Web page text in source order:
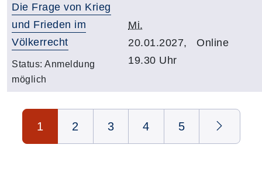
Die Frage von Krieg
und Frieden im
Völkerrecht
Status: Anmeldung
möglich
Mi.
20.01.2027,
19.30 Uhr
Online
Seite 1 von 5
1 2 3 4 5